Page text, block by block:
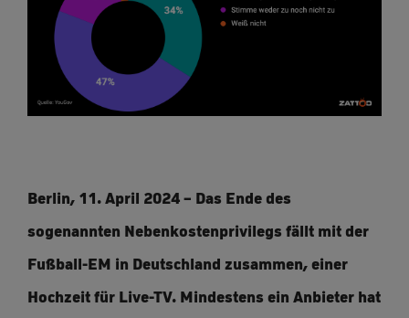
Berlin, 11. April 2024 – Das Ende des
sogenannten Nebenkostenprivilegs fällt mit der
Fußball-EM in Deutschland zusammen, einer
Hochzeit für Live-TV. Mindestens ein Anbieter hat